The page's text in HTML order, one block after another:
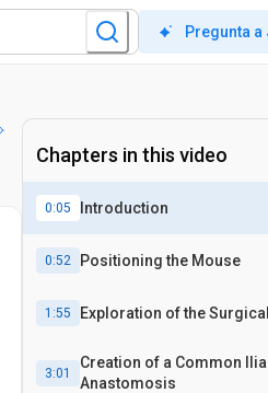
Pregunta a
Chapters in this video
0:05 Introduction
0:52 Positioning the Mouse
1:55 Exploration of the
3:01
Creation of a Common
Anastomosis